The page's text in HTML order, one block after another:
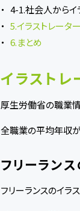
4-1.社会人からイ
5.イラストレータ
6.まとめ
イラスト
厚生労働省の職業
全職業の平均年収
フリーラン
フリーランスのイラ